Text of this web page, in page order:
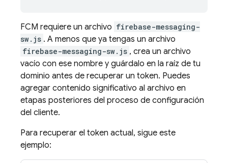
FCM requiere un archivo firebase-messaging-
sw.js . A menos que ya tengas un archivo
firebase-messaging-sw.js , crea un archivo
vacío con ese nombre y guárdalo en la raíz de tu
dominio antes de recuperar un token. Puedes
agregar contenido significativo al archivo en
etapas posteriores del proceso de configuración
del cliente.
Para recuperar el token actual, sigue este
ejemplo: